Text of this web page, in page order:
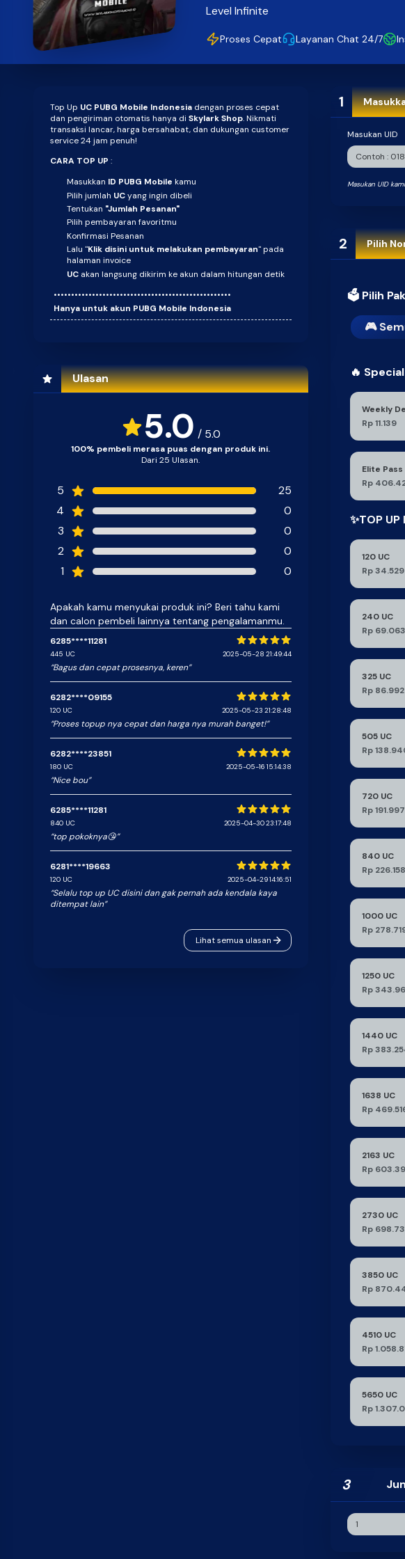
Level Infinite
Proses Cepat Layanan Chat 24/7
Top Up UC PUBG Mobile Indonesia dengan proses cepat
dan pengiriman otomatis hanya di Skylark Shop. Nikmati
transaksi lancar, harga bersahabat, dan dukungan customer
service 24 jam penuh!
CARA TOP UP :
Masukkan ID PUBG Mobile kamu
Pilih jumlah UCyang ingin dibeli
Tentukan "Jumlah Pesanan"
Pilih pembayaran favoritmu
Konfirmasi Pesanan
Lalu "Klik disini untuk melakukan pembayaran" pada
halaman invoice
UCakan langsung dikirim ke akun dalam hitungan detik
•••••••••••••••••••••••••••••••••••••••••••••••••••
Hanya untuk akun PUBG Mobile Indonesia
Ulasan
5.0 / 5.0
100% pembeli merasa puas dengan produk ini.
Dari 25 Ulasan.
5
25
4
0
3
0
2
0
1
0
Apakah kamu menyukai produk ini? Beri tahu kami
dan calon pembeli lainnya tentang pengalamanmu.
6285****11281
5 dari 5 bintang
445 UC 2025-05-28 21:49:44
“Bagus dan cepat prosesnya, keren”
6282****09155
5 dari 5 bintang
120 UC 2025-05-23 21:28:48
“Proses topup nya cepat dan harga nya murah banget!”
6282****23851
5 dari 5 bintang
180 UC 2025-05-16 15:14:38
“Nice bou”
6285****11281
5 dari 5 bintang
840 UC 2025-04-30 23:17:48
“top pokoknya😘”
6281****19663
5 dari 5 bintang
120 UC 2025-04-29 14:16:51
“Selalu top up UC disini dan gak pernah ada kendala kaya
ditempat lain”
Lihat semua ulasan
1
Masukan UID
Masukan UID
2 Pilih
🗳 Pilih
🎮
🔥
Weekly
Rp 11.139
Elite Pass
Rp
✨TOP UP
120 UC
Rp 34.529
240 UC
Rp 69.063
325 UC
Rp 86.992
505 UC
Rp
720 UC
Rp 191.997
840 UC
Rp 226.158
1000 UC
Rp
1250 UC
Rp
1440 UC
Rp
1638 UC
Rp
2163 UC
Rp
2730 UC
Rp
3850 UC
Rp
4510 UC
Rp
5650 UC
Rp
3